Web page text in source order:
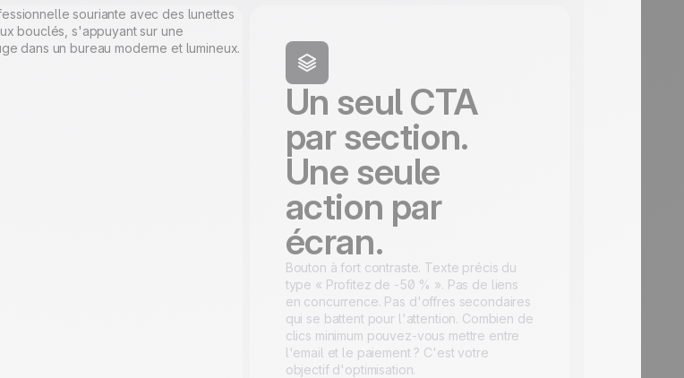
Un seul CTA
par section.
Une seule
action par
écran.
Bouton à fort contraste. Texte précis du
type « Profitez de -50 % ». Pas de liens
en concurrence. Pas d'offres secondaires
qui se battent pour l'attention. Combien de
clics minimum pouvez-vous mettre entre
l'email et le paiement ? C'est votre
objectif d'optimisation.